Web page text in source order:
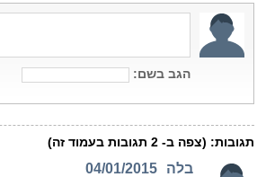
הגב בשם:
תגובות: (צפה ב- 2 תגובות בעמוד זה)
בלה
04/01/2015